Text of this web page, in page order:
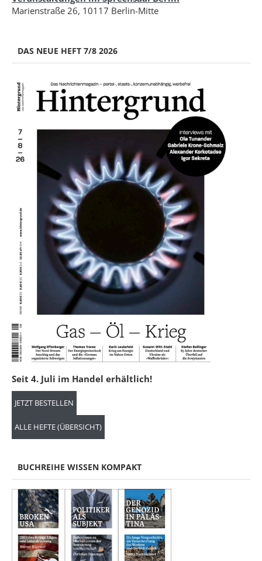
Marienstraße 26, 10117 Berlin-Mitte
DAS NEUE HEFT 7/8 2026
Seit 4. Juli im Handel erhältlich!
JETZT BESTELLEN
ALLE HEFTE (ÜBERSICHT)
BUCHREIHE WISSEN KOMPAKT